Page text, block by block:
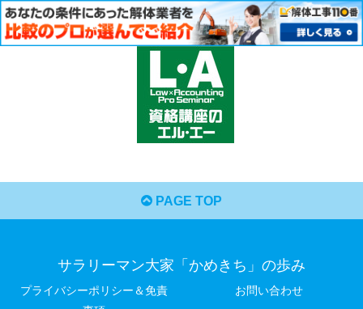
PAGE TOP
サラリーマン大家「かめきち」の歩み
プライバシーポリシー＆免責
お問い合わせ